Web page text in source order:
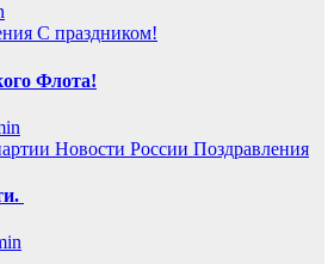
С праздником!
Флота!
Новости России Поздравления